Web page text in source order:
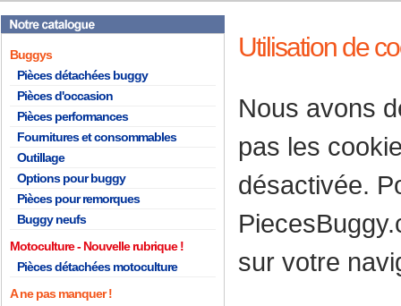
Buggys
Pièces détachées buggy
Pièces d'occasion
Pièces performances
Fournitures et consommables
Outillage
Options pour buggy
Pièces pour remorques
Buggy neufs
Motoculture
Pièces détachées motoculture
A ne pas manquer !
Utilisation de
Nous avons
pas les
désactivée.
sur votre